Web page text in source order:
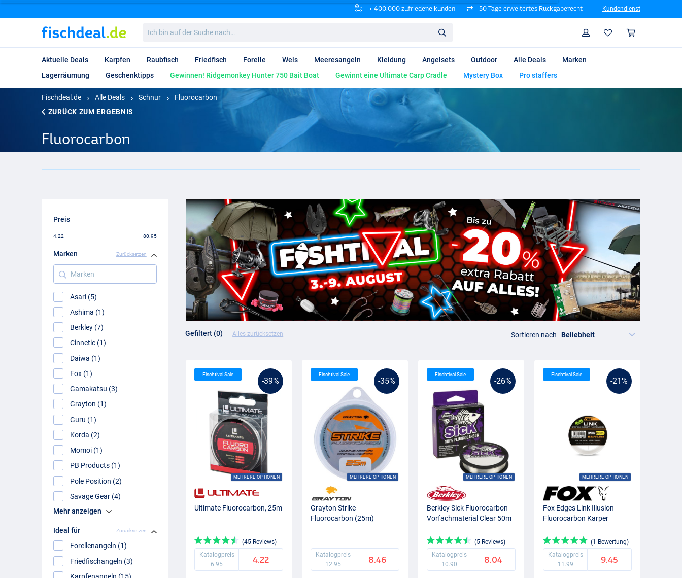
+ 400.000 zufriedene kunden 50 Tage erweitertes Rückgaberecht Kundendienst
bin
auf
Suche
nach…
Profil
Aktuelle Deals Karpfen Raubfisch Friedfisch Forelle Wels Meeresangeln Kleidung Angelsets Outdoor Alle Deals
Marken
Lagerräumung
Geschenktipps Gewinnen! Ridgemonkey Hunter 750 Bait Boat Gewinnt eine Ultimate Carp Cradle Mystery Box Pro staffers
Fischdeal.de Alle Deals Schnur
Fluorocarbon
ZURÜCK ZUM ERGEBNIS
Fluorocarbon
Preis
4.22 80.95
Marken Zurücksetzen
Marken
Asari (5)
Ashima (1)
Berkley (7)
Cinnetic (1)
Daiwa (1)
Fox (1)
Gamakatsu (3)
Grayton (1)
Guru (1)
Korda (2)
Momoi (1)
PB Products (1)
Pole Position (2)
Savage Gear (4)
Mehr anzeigen
Ideal für Zurücksetzen
Forellenangeln (1)
Friedfischangeln (3)
Gefiltert (0) Alles zurücksetzen Sortieren nach
-39%
MEHRERE OPTIONEN
Fischtival Sale
Ultimate Fluorocarbon, 25m
(45 Reviews)
Katalogpreis
6.95
4.22
-35%
MEHRERE OPTIONEN
Fischtival Sale
Grayton Strike
Fluorocarbon (25m)
Katalogpreis
12.95
8.46
-26%
MEHRERE OPTIONEN
Fischtival Sale
Berkley Sick Fluorocarbon
Vorfachmaterial Clear 50m
(5 Reviews)
Katalogpreis
10.90
8.04
-21%
MEHRERE OPTIONEN
Fischtival Sale
Fox Edges Link Illusion
Fluorocarbon Karper
(1 Bewertung)
Katalogpreis
11.99
9.45